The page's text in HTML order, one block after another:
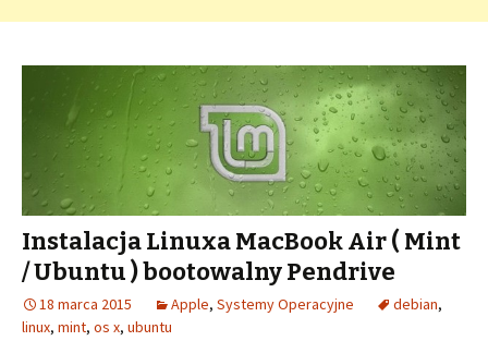
Instalacja Linuxa MacBook Air ( Mint
/ Ubuntu ) bootowalny Pendrive
18 marca 2015 Apple, Systemy Operacyjne debian,
linux, mint, os x, ubuntu